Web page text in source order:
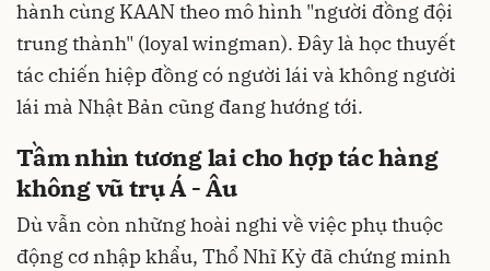
hành cùng KAAN theo mô hình "người đồng đội
trung thành" (loyal wingman). Đây là học thuyết
tác chiến hiệp đồng có người lái và không người
lái mà Nhật Bản cũng đang hướng tới.
Tầm nhìn tương lai cho hợp tác hàng
không vũ trụ Á - Âu
Dù vẫn còn những hoài nghi về việc phụ thuộc
động cơ nhập khẩu, Thổ Nhĩ Kỳ đã chứng minh